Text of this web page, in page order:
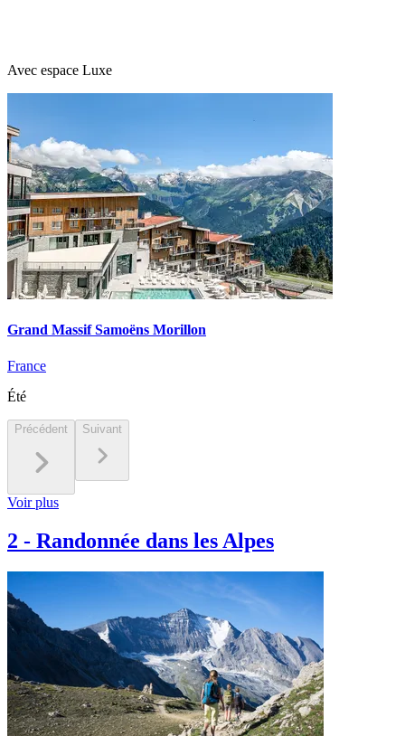
Avec espace Luxe
Grand Massif Samoëns Morillon
France
Été
Précédent Suivant
Voir plus
2 - Randonnée dans les Alpes